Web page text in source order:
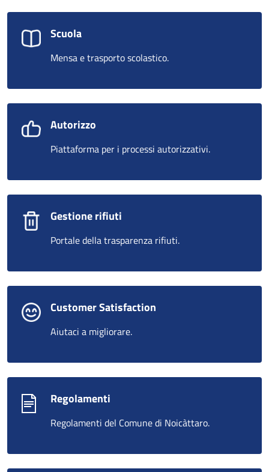
Scuola
Mensa e trasporto scolastico.
Autorizzo
Piattaforma per i processi autorizzativi.
Gestione rifiuti
Portale della trasparenza rifiuti.
Customer Satisfaction
Aiutaci a migliorare.
Regolamenti
Regolamenti del Comune di Noicàttaro.